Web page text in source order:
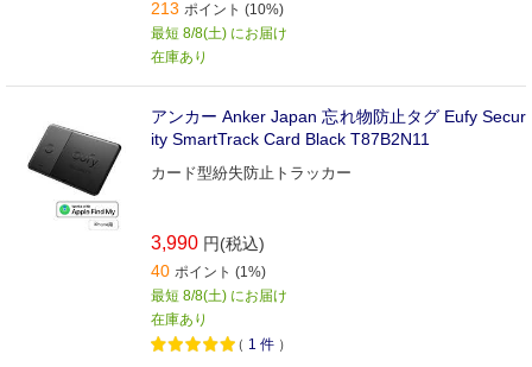
213 ポイント (10%)
最短 8/8(土) にお届け
在庫あり
アンカー Anker Japan 忘れ物防止タグ Eufy Secur
ity SmartTrack Card Black T87B2N11
カード型紛失防止トラッカー
3,990 円(税込)
40 ポイント (1%)
最短 8/8(土) にお届け
在庫あり
（ 1 件 ）